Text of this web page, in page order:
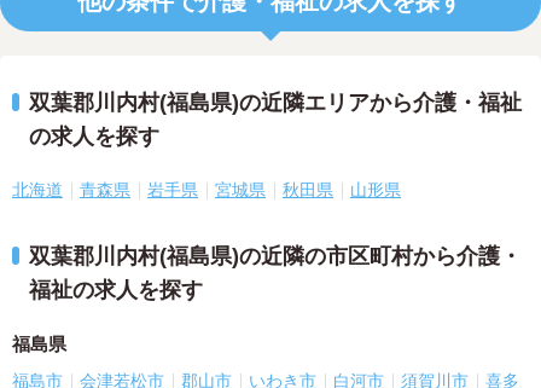
双葉郡川内村(福島県)の近隣エリアから介護・福祉
の求人を探す
北海道 青森県 岩手県 宮城県 秋田県 山形県
双葉郡川内村(福島県)の近隣の市区町村から介護・
福祉の求人を探す
福島県
福島市 会津若松市 郡山市 いわき市 白河市 須賀川市
喜多